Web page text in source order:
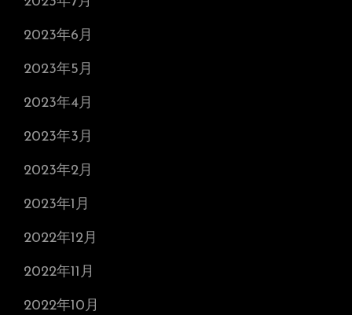
2023年6月
2023年5月
2023年4月
2023年3月
2023年2月
2023年1月
2022年12月
2022年11月
2022年10月